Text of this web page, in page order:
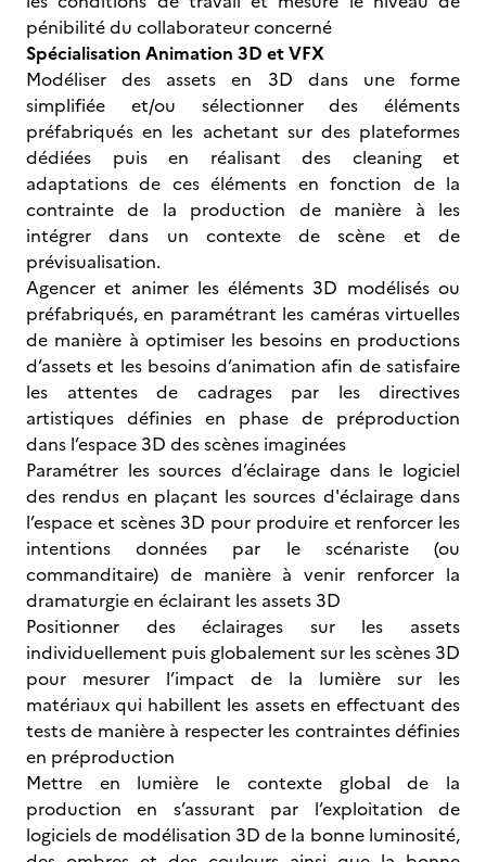
pénibilité du collaborateur concerné
Spécialisation Animation 3D et VFX
Modéliser des assets en 3D dans une forme
simplifiée et/ou sélectionner des éléments
préfabriqués en les achetant sur des plateformes
dédiées puis en réalisant des cleaning et
adaptations de ces éléments en fonction de la
contrainte de la production de manière à les
intégrer dans un contexte de scène et de
prévisualisation.
Agencer et animer les éléments 3D modélisés ou
préfabriqués, en paramétrant les caméras virtuelles
de manière à optimiser les besoins en productions
d’assets et les besoins d’animation afin de satisfaire
les attentes de cadrages par les directives
artistiques définies en phase de préproduction
dans l’espace 3D des scènes imaginées
Paramétrer les sources d’éclairage dans le logiciel
des rendus en plaçant les sources d'éclairage dans
l’espace et scènes 3D pour produire et renforcer les
intentions données par le scénariste (ou
commanditaire) de manière à venir renforcer la
dramaturgie en éclairant les assets 3D
Positionner des éclairages sur les assets
individuellement puis globalement sur les scènes 3D
pour mesurer l’impact de la lumière sur les
matériaux qui habillent les assets en effectuant des
tests de manière à respecter les contraintes définies
en préproduction
Mettre en lumière le contexte global de la
production en s’assurant par l’exploitation de
logiciels de modélisation 3D de la bonne luminosité,